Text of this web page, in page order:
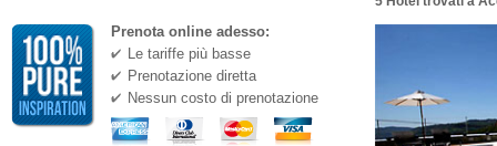
Prenota online adesso:
Le tariffe più basse
Prenotazione diretta
Nessun costo di prenotazione